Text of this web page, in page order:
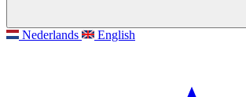
Nederlands English